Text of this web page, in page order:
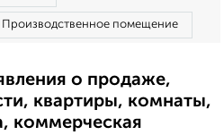
Производственное помещение
о продаже,
квартиры, комнаты,
коммерческая